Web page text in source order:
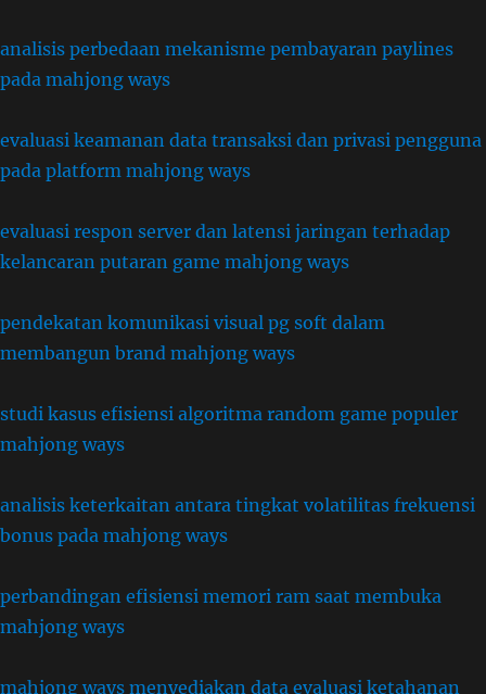
analisis perbedaan mekanisme pembayaran paylines
pada mahjong ways
evaluasi keamanan data transaksi dan privasi pengguna
pada platform mahjong ways
evaluasi respon server dan latensi jaringan terhadap
kelancaran putaran game mahjong ways
pendekatan komunikasi visual pg soft dalam
membangun brand mahjong ways
studi kasus efisiensi algoritma random game populer
mahjong ways
analisis keterkaitan antara tingkat volatilitas frekuensi
bonus pada mahjong ways
perbandingan efisiensi memori ram saat membuka
mahjong ways
mahjong ways menyediakan data evaluasi ketahanan